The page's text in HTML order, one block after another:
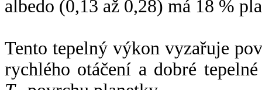
albedo (0,13 až 0,28) má 18 %
Tento tepelný výkon vyzařuje
rychlého otáčení a dobré